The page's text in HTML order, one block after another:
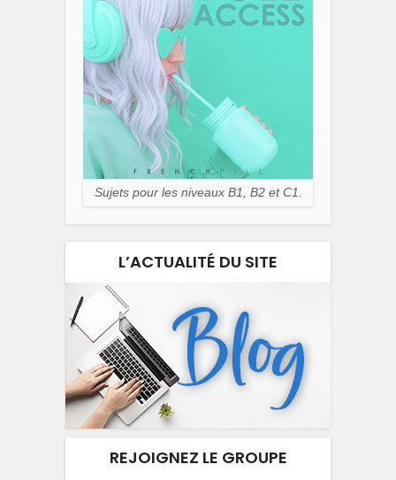
Sujets pour les niveaux B1, B2 et C1.
L’ACTUALITÉ DU SITE
REJOIGNEZ LE GROUPE